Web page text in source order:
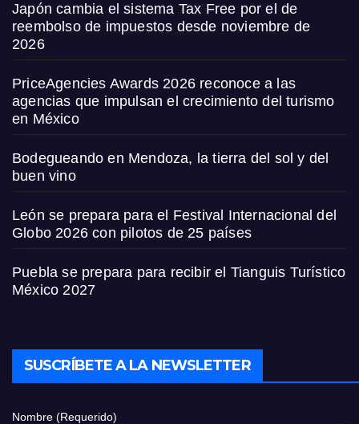
Japón cambia el sistema Tax Free por el de
reembolso de impuestos desde noviembre de
2026
PriceAgencies Awards 2026 reconoce a las
agencias que impulsan el crecimiento del turismo
en México
Bodegueando en Mendoza, la tierra del sol y del
buen vino
León se prepara para el Festival Internacional del
Globo 2026 con pilotos de 25 países
Puebla se prepara para recibir el Tianguis Turístico
México 2027
SUSCRÍBETE A LA NEWSLETTER
Nombre (Requerido)